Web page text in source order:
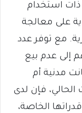
ذات استخدام
على معالجة
مع توفر عدد
إلى عدم بيع
مدنية أم
فإن لدى
الخاصة،